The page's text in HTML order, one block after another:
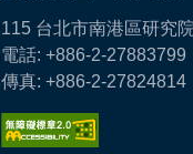
115 台北市南港區研究
電話: +886-2-27883799
傳真: +886-2-27824814